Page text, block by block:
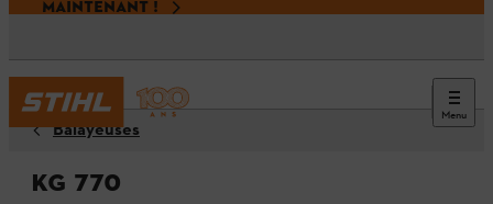
MAINTENANT !
Menu
Balayeuses
KG 770